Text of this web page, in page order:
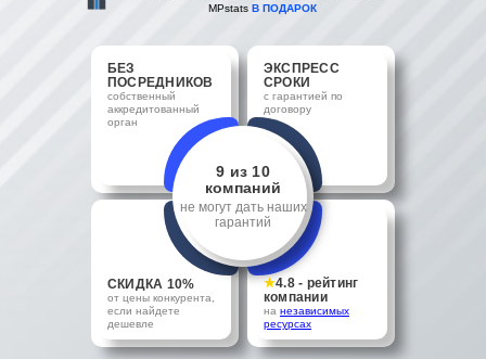
MPstats В ПОДАРОК
БЕЗ
ПОСРЕДНИКОВ
собственный
аккредитованный
орган
ЭКСПРЕСС
СРОКИ
с гарантией по
договору
9 из 10
компаний
не могут дать наших
гарантий
СКИДКА 10%
от цены конкурента,
если найдете
дешевле
★4.8 - рейтинг
компании
на независимых
ресурсах